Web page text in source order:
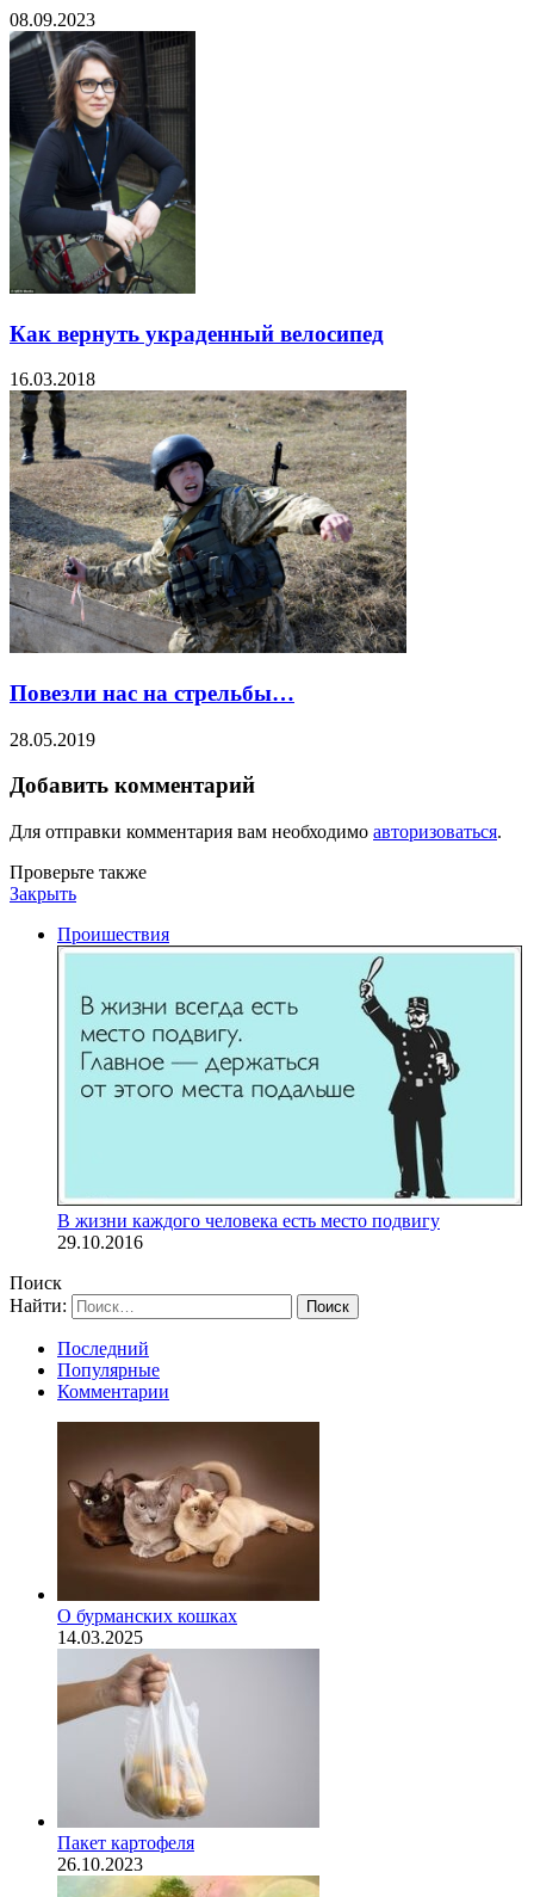
08.09.2023
Как вернуть украденный велосипед
16.03.2018
Повезли нас на стрельбы…
28.05.2019
Добавить комментарий
Для отправки комментария вам необходимо авторизоваться.
Проверьте также
Закрыть
Проишествия
В жизни каждого человека есть место подвигу
29.10.2016
Поиск
Найти:
Последний
Популярные
Комментарии
О бурманских кошках
14.03.2025
Пакет картофеля
26.10.2023